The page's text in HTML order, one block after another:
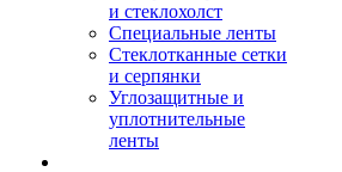
и стеклохолст
Специальные ленты
Стеклотканные сетки
и серпянки
Углозащитные и
уплотнительные
ленты